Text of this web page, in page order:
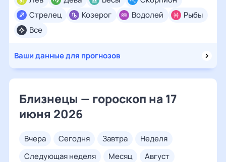
Все
Стрелец
Козерог Водолей Рыбы
Ваши данные для прогнозов
Близнецы — гороскоп на 17
июня 2026
вчера сегодня завтра
неделя
следующая неделя
месяц
август